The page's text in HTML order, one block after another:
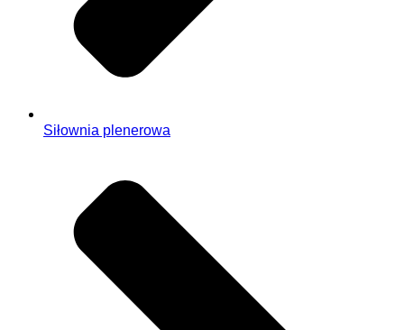
Siłownia plenerowa